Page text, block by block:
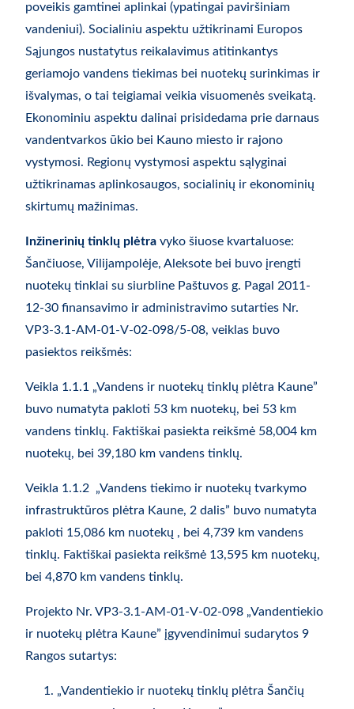
poveikis gamtinei aplinkai (ypatingai paviršiniam
vandeniui). Socialiniu aspektu užtikrinami Europos
Sąjungos nustatytus reikalavimus atitinkantys
geriamojo vandens tiekimas bei nuotekų surinkimas ir
išvalymas, o tai teigiamai veikia visuomenės sveikatą.
Ekonominiu aspektu dalinai prisidedama prie darnaus
vandentvarkos ūkio bei Kauno miesto ir rajono
vystymosi. Regionų vystymosi aspektu sąlyginai
užtikrinamas aplinkosaugos, socialinių ir ekonominių
skirtumų mažinimas.
Inžinerinių tinklų plėtra vyko šiuose kvartaluose:
Šančiuose, Vilijampolėje, Aleksote bei buvo įrengti
nuotekų tinklai su siurbline Paštuvos g. Pagal 2011-
12-30 finansavimo ir administravimo sutarties Nr.
VP3-3.1-AM-01-V-02-098/5-08, veiklas buvo
pasiektos reikšmės:
Veikla 1.1.1 „Vandens ir nuotekų tinklų plėtra Kaune”
buvo numatyta pakloti 53 km nuotekų, bei 53 km
vandens tinklų. Faktiškai pasiekta reikšmė 58,004 km
nuotekų, bei 39,180 km vandens tinklų.
Veikla 1.1.2 „Vandens tiekimo ir nuotekų tvarkymo
infrastruktūros plėtra Kaune, 2 dalis” buvo numatyta
pakloti 15,086 km nuotekų , bei 4,739 km vandens
tinklų. Faktiškai pasiekta reikšmė 13,595 km nuotekų,
bei 4,870 km vandens tinklų.
Projekto Nr. VP3-3.1-AM-01-V-02-098 „Vandentiekio
ir nuotekų plėtra Kaune” įgyvendinimui sudarytos 9
Rangos sutartys:
„Vandentiekio ir nuotekų tinklų plėtra Šančių